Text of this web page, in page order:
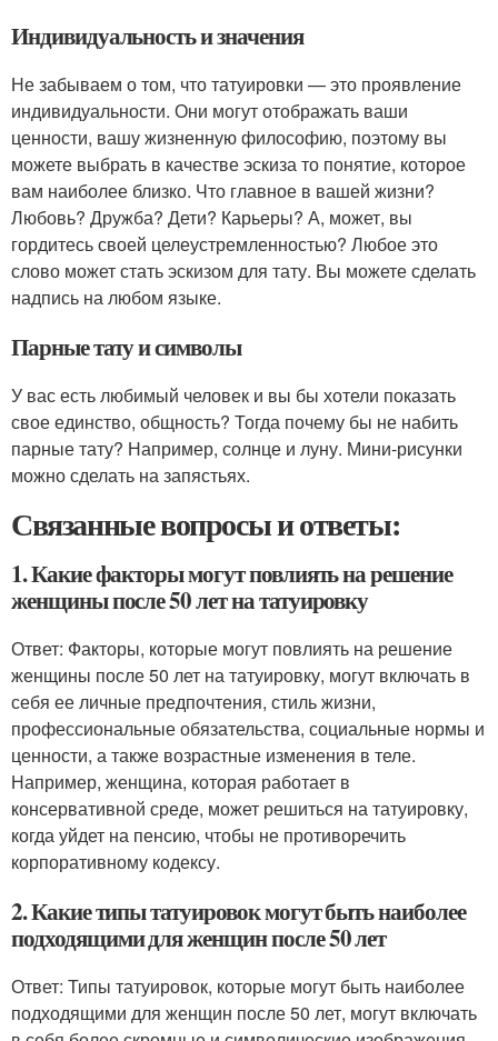
Индивидуальность и значения
Не забываем о том, что татуировки — это проявление
индивидуальности. Они могут отображать ваши
ценности, вашу жизненную философию, поэтому вы
можете выбрать в качестве эскиза то понятие, которое
вам наиболее близко. Что главное в вашей жизни?
Любовь? Дружба? Дети? Карьеры? А, может, вы
гордитесь своей целеустремленностью? Любое это
слово может стать эскизом для тату. Вы можете сделать
надпись на любом языке.
Парные тату и символы
У вас есть любимый человек и вы бы хотели показать
свое единство, общность? Тогда почему бы не набить
парные тату? Например, солнце и луну. Мини-рисунки
можно сделать на запястьях.
Связанные вопросы и ответы:
1. Какие факторы могут повлиять на решение
женщины после 50 лет на татуировку
Ответ: Факторы, которые могут повлиять на решение
женщины после 50 лет на татуировку, могут включать в
себя ее личные предпочтения, стиль жизни,
профессиональные обязательства, социальные нормы и
ценности, а также возрастные изменения в теле.
Например, женщина, которая работает в
консервативной среде, может решиться на татуировку,
когда уйдет на пенсию, чтобы не противоречить
корпоративному кодексу.
2. Какие типы татуировок могут быть наиболее
подходящими для женщин после 50 лет
Ответ: Типы татуировок, которые могут быть наиболее
подходящими для женщин после 50 лет, могут включать